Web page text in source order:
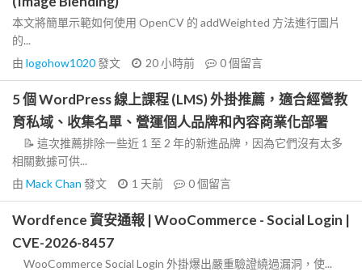
本文將簡單示範如何使用 OpenCV 的 addWeighted 方法進行圖片
的...
由 logohow1020發文 20 小時前 0個留言
5 個 WordPress 線上課程 (LMS) 外掛推薦，適合經營教
育私域、收集名單、營運個人品牌和內容商業化部署
📝 這次推薦排除一些近 1 至 2 年的新進品牌，因為它們沒有太多
相關數據可供...
由 Mack Chan 發文 1 天前 0個留言
Wordfence 資安通報 | WooCommerce - Social Login |
CVE-2026-8457
WooCommerce Social Login 外掛爆出嚴重驗證繞過漏洞，使...